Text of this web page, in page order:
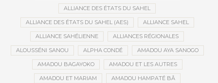
ALLIANCE DES ÉTATS DU SAHEL
ALLIANCE DES ÉTATS DU SAHEL (AES) ALLIANCE SAHEL
ALLIANCE SAHÉLIENNE ALLIANCES RÉGIONALES
ALOUSSÉNI SANOU ALPHA CONDÉ AMADOU AYA SANOGO
AMADOU BAGAYOKO AMADOU ET LES AUTRES
AMADOU ET MARIAM AMADOU HAMPATÉ BÂ